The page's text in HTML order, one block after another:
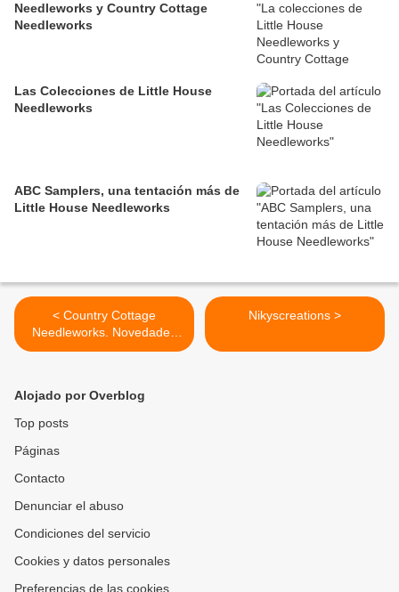
Needleworks y Country Cottage
Needleworks
Las Colecciones de Little House
Needleworks
ABC Samplers, una tentación más de
Little House Needleworks
< Country Cottage
Needleworks. Novedades
de agosto
Nikyscreations >
Alojado por Overblog
Top posts
Páginas
Contacto
Denunciar el abuso
Condiciones del servicio
Cookies y datos personales
Preferencias de las cookies